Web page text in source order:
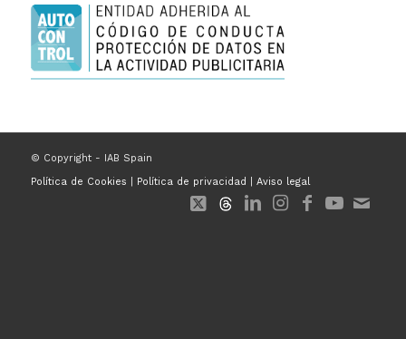
© Copyright - IAB Spain
Política de Cookies
Política de privacidad Aviso legal